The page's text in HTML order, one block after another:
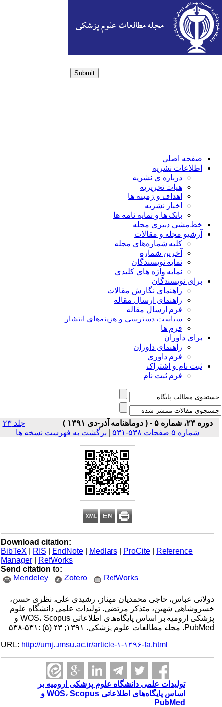
Submit
صفحه اصلی
اطلاعات نشریه
درباره ی نشریه
هیات تحریریه
اهداف و زمینه ها
اخبار نشریه
بانک ها و نمایه نامه ها
خط‌مشی دبیری مجله
آرشیو مجله و مقالات
کلیه شماره‌های مجله
آخرین شماره
نمایه نویسندگان
نمایه واژه های کلیدی
برای نویسندگان
راهنمای نگارش مقالات
راهنمای ارسال مقاله
فرم ارسال مقاله
سیاست دسترسی و هزینه‌های انتشار
فرم ها
برای داوران
راهنمای داوران
فرم داوری
ثبت نام و اشتراک
فرم ثبت نام
دوره ۲۳، شماره ۵ - ( دوماهنامه آذر-دی ۱۳۹۱ )
جلد ۲۳
شماره ۵ صفحات ۵۳۸-۵۳۱
| برگشت به فهرست نسخه ها
Download citation:
BibTeX
| RIS |EndNote |Medlars |ProCite |Reference
Manager
|RefWorks
Send citation to:
Mendeley
Zotero RefWorks
دولانی عباس، حاجی محمدیان مهناز، رشیدی علی، نظری حسن،
خسروشاهی شهین، متذکر مرتضی. تولیدات علمی دانشگاه علوم
پزشکی ارومیه بر اساس پایگاه‌های اطلاعاتی WOS، Scopus و
PubMed. مجله مطالعات علوم پزشکی. ۱۳۹۱; ۲۳ (۵) :۵۳۱-۵۳۸
URL:http://umj.umsu.ac.ir/article-۱-۱۴۹۶-fa.html
تولیدات علمی دانشگاه علوم پزشکی ارومیه بر
اساس پایگاه‌های اطلاعاتی WOS، Scopus و
PubMed